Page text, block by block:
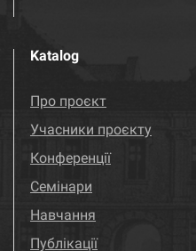
Katalog
Про проєкт
Учасники проєкту
Конференції
Семінари
Навчання
Публікації